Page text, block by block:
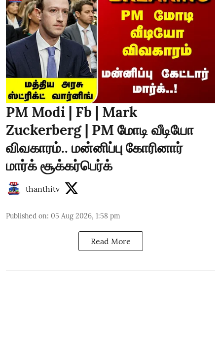
PM Modi | Fb | Mark
Zuckerberg | PM மோடி வீடியோ
விவகாரம்.. மன்னிப்பு கோரினார்
மார்க் சூக்கர்பெர்க்
thanthitv
Published on: 05 Aug 2026, 1:58 pm
Read More